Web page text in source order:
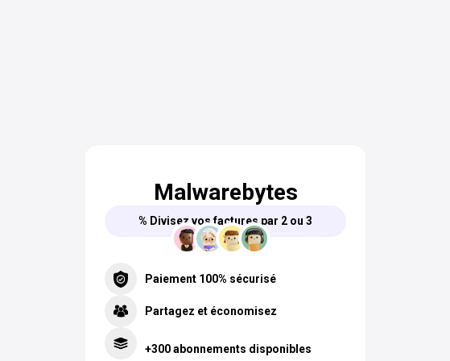
Malwarebytes
% Divisez vos factures par 2 ou 3
Paiement 100% sécurisé
Partagez et économisez
+300 abonnements disponibles